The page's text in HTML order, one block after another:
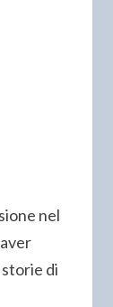
nel
di